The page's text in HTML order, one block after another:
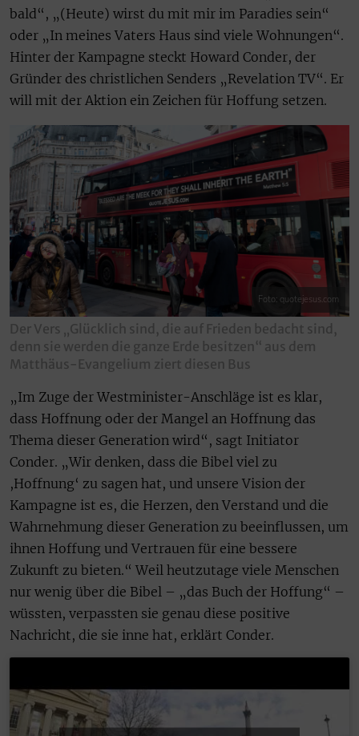
bald“, „(Heute) wirst du mit mir im Paradies sein“
oder „In meines Vaters Haus sind viele Wohnungen“.
Hinter der Kampagne steckt Howard Conder, der
Gründer des christlichen Senders „Revelation TV“. Er
will mit der Aktion ein Zeichen für Hoffung setzen.
Foto: quotejesus.com
Der Vers „Glücklich sind, die auf Frieden bedacht sind,
denn sie werden die ganze Erde besitzen“ aus dem
Matthäus-Evangelium ziert diesen Bus
„Im Zuge der Westminister-Anschläge ist es klar,
dass Hoffnung oder der Mangel an Hoffnung das
Thema dieser Generation wird“, sagt Initiator
Conder. „Wir denken, dass die Bibel viel zu
,Hoffnung‘ zu sagen hat, und unsere Vision der
Kampagne ist es, die Herzen, den Verstand und die
Wahrnehmung dieser Generation zu beeinflussen, um
ihnen Hoffung und Vertrauen für eine bessere
Zukunft zu bieten.“ Weil heutzutage viele Menschen
nur wenig über die Bibel – „das Buch der Hoffung“ –
wüssten, verpassten sie genau diese positive
Nachricht, die sie inne hat, erklärt Conder.